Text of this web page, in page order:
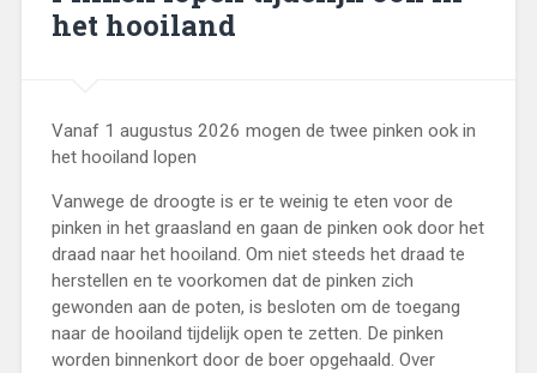
het hooiland
Vanaf 1 augustus 2026 mogen de twee pinken ook in
het hooiland lopen
Vanwege de droogte is er te weinig te eten voor de
pinken in het graasland en gaan de pinken ook door het
draad naar het hooiland. Om niet steeds het draad te
herstellen en te voorkomen dat de pinken zich
gewonden aan de poten, is besloten om de toegang
naar de hooiland tijdelijk open te zetten. De pinken
worden binnenkort door de boer opgehaald. Over